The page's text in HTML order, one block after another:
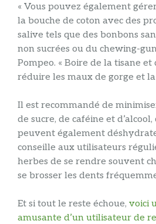
« Vous pouvez également
la bouche de coton avec des
salive tels que des bonbons
non sucrées ou du chewing-
Pompeo. « Boire de la tisane
réduire les maux de gorge et
Il est recommandé de
de sucre, de caféine et d’alcool,
peuvent également
conseille aux utilisateurs
herbes de se rendre souvent
se brosser les dents
Et si tout le reste échoue, voici
amusante d’un utilisateur de